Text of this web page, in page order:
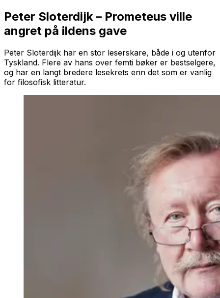
Peter Sloterdijk – Prometeus ville
angret på ildens gave
Peter Sloterdijk har en stor leserskare, både i og utenfor
Tyskland. Flere av hans over femti bøker er bestselgere,
og har en langt bredere lesekrets enn det som er vanlig
for filosofisk litteratur.